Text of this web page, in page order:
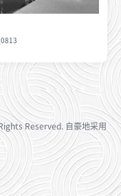
Reserved. 自豪地采用